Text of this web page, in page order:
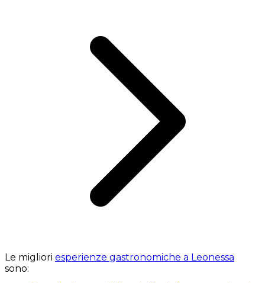
Le migliori esperienze gastronomiche a Leonessa
sono: